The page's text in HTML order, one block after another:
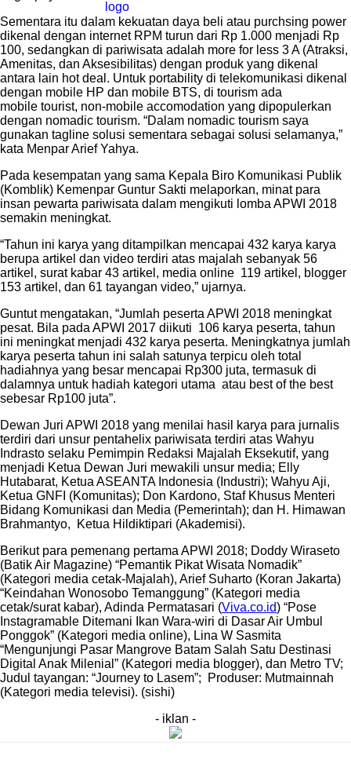
Sementara itu dalam kekuatan daya beli atau purchsing power
dikenal dengan internet RPM turun dari Rp 1.000 menjadi Rp
100, sedangkan di pariwisata adalah more for less 3 A (Atraksi,
Amenitas, dan Aksesibilitas) dengan produk yang dikenal
antara lain hot deal. Untuk portability di telekomunikasi dikenal
dengan mobile HP dan mobile BTS, di tourism ada
mobile tourist, non-mobile accomodation yang dipopulerkan
dengan nomadic tourism. “Dalam nomadic tourism saya
gunakan tagline solusi sementara sebagai solusi selamanya,”
kata Menpar Arief Yahya.
Pada kesempatan yang sama Kepala Biro Komunikasi Publik
(Komblik) Kemenpar Guntur Sakti melaporkan, minat para
insan pewarta pariwisata dalam mengikuti lomba APWI 2018
semakin meningkat.
“Tahun ini karya yang ditampilkan mencapai 432 karya karya
berupa artikel dan video terdiri atas majalah sebanyak 56
artikel, surat kabar 43 artikel, media online 119 artikel, blogger
153 artikel, dan 61 tayangan video,” ujarnya.
Guntut mengatakan, “Jumlah peserta APWI 2018 meningkat
pesat. Bila pada APWI 2017 diikuti 106 karya peserta, tahun
ini meningkat menjadi 432 karya peserta. Meningkatnya jumlah
karya peserta tahun ini salah satunya terpicu oleh total
hadiahnya yang besar mencapai Rp300 juta, termasuk di
dalamnya untuk hadiah kategori utama atau best of the best
sebesar Rp100 juta”.
Dewan Juri APWI 2018 yang menilai hasil karya para jurnalis
terdiri dari unsur pentahelix pariwisata terdiri atas Wahyu
Indrasto selaku Pemimpin Redaksi Majalah Eksekutif, yang
menjadi Ketua Dewan Juri mewakili unsur media; Elly
Hutabarat, Ketua ASEANTA Indonesia (Industri); Wahyu Aji,
Ketua GNFI (Komunitas); Don Kardono, Staf Khusus Menteri
Bidang Komunikasi dan Media (Pemerintah); dan H. Himawan
Brahmantyo, Ketua Hildiktipari (Akademisi).
Berikut para pemenang pertama APWI 2018; Doddy Wiraseto
(Batik Air Magazine) “Pemantik Pikat Wisata Nomadik”
(Kategori media cetak-Majalah), Arief Suharto (Koran Jakarta)
“Keindahan Wonosobo Temanggung” (Kategori media
cetak/surat kabar), Adinda Permatasari (Viva.co.id) “Pose
Instagramable Ditemani Ikan Wara-wiri di Dasar Air Umbul
Ponggok” (Kategori media online), Lina W Sasmita
“Mengunjungi Pasar Mangrove Batam Salah Satu Destinasi
Digital Anak Milenial” (Kategori media blogger), dan Metro TV;
Judul tayangan: “Journey to Lasem”; Produser: Mutmainnah
(Kategori media televisi). (sishi)
- iklan -